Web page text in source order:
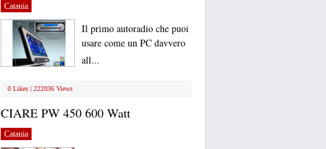
Catania
Il primo autoradio che puoi
usare come un PC davvero
all...
0 Likes | 222036 Views
CIARE PW 450 600 Watt
Catania